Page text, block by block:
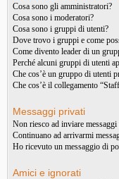
Cosa sono gli amministratori?
Cosa sono i moderatori?
Cosa sono i gruppi di utenti?
Dove trovo i gruppi e come
Come divento leader di un
Perché alcuni gruppi di utenti
Che cos’è un gruppo di utenti
Che cos’è il collegamento
Messaggi privati
Non riesco ad inviare
Continuano ad arrivarmi
Ho ricevuto un messaggio di
Amici e ignorati